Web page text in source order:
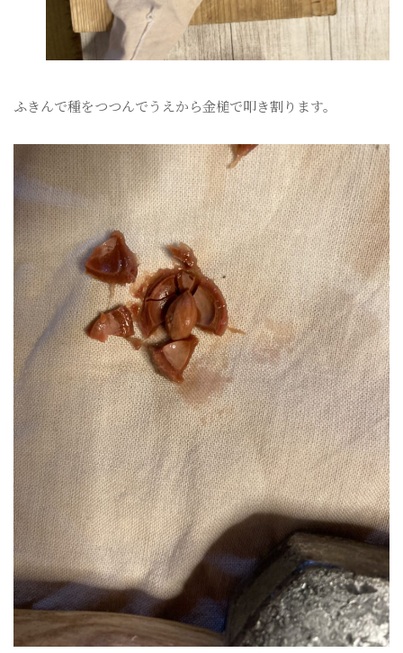
ふきんで種をつつんでうえから金槌で叩き割ります。